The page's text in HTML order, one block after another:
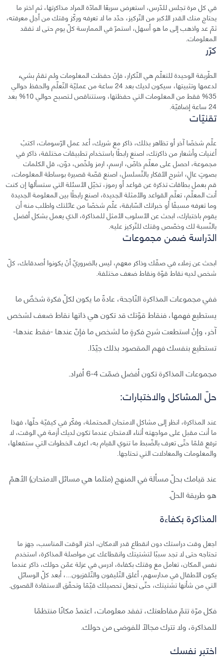
في كل مرة تجلس للدّرس، استعرض سريعًا المادّة المراد مذاكرتها، ثم اختر ما
يحتاج منك القدر الأكبر من التّركيز، حدّد ما لا تعرفه وركّز وقتك من أجل معرفته،
ثمّ عد واذهب إلى ما هو أسهل، استمرّ في الممارسة كلّ يوم حتى لا تفقد
المعلومات.
كرّر
الطّريقة الوحيدة للتعلّم هي التّكرار، فإنْ حفظت المعلومات ولم تقمْ بشيء
لدعمها وتثبيتها، سيكون لديك بعد 24 ساعة من عمليّة التّعلّم والحفظ حوالي
35% فقط من المعلومات التي حفظتها، وستتناقص لـتصبح حوالي 10% بعد
24 ساعة إضافيّة.
تقنيّات
علّم شخصًا آخر أو تظاهر بذلك، ذاكر مع شريك، أعد عمل الرّسومات، اكتبْ
أغنيات وأشعار من ذاكرتك، اصنع رابطًا باستخدام تطبيقات مختلفة، ذاكر في
مجموعة، احصل على معلّم خاصّ، ارسم، ارمز ولخّص، دوّن، قل الكلمات
بصوتٍ عالٍ، اشرح الأفكار بالتّسلسل، اصنع قصّة قصيرة بوساطة المعلومات،
قم بعمل بطاقات تذكرة عن قواعد أو رموز، تخيّل الأسئلة التي ستسألها إن كنت
أنت المعلّم، تعلّم القواعد والأمثلة الجديدة، اصنع رابطًا بين المعلومة الجديدة
وما تعرفه مسبقًا أو خبراتك السّابقة، علّم شخصًا من عائلتك واطلب منه أن
يقوم باختبارك، ابحث عن الأسلوب الأمثل للمذاكرة، الذي يعمل بشكل أفضل
بالنّسبة لك وخصّص وقتك للتّركيز عليه.
الدّراسة ضمن مجموعات
ابحث عن زملاء في صفّك وذاكر معهم، ليس بالضروريّ أنْ يكونوا أصدقاءك، كلّ
شخص لديه نقاط قوّة ونقاط ضعف مختلفة.
ففي مجموعات المذاكرة النّاجحة، عادةً ما يكون لكلّ فكرة شخصٌ ما
يستطيع فهمها، فنقاط قوّتك قد تكون هي ذاتها نقاط ضعف لشخص
آخر، وإنْ استطعت شرح فكرةٍ ما لشخص ما فإنّ عندها -فقط عندها-
تستطيع بنفسك فهم المقصود بذلك جيّدًا.
مجموعات المذاكرة تكون أفضل ضمّت 4-6 أفراد.
حلّ المشاكل والاختبارات:
عند المذاكرة، انظر إلى مشاكل الامتحان المحتملة، وفكّر في كيفيّة حلّها، فهذا
ما أنت مقبل على مواجهته أثناء الامتحان عندما تكون لديك أزمة في الوقت، لا
ترفع قلمًا حتّى تعرف بالضّبط ما تنوي القيام به، اعرف الخطوات التي ستفعلها،
والمعلومات والمعادلات التي تحتاجها.
عند قيامك بحلّ مسألة في المنهج (مثلما هي مسائل الامتحان) الأهمّ
هو طريقة الحلّ.
المذاكرة بكفاءة
اجعل وقت دراستك دون انقطاع قدر الامكان، اختر الوقت المناسب، جهز ما
تحتاجه حتى لا تجد سببًا لتشتيتك وانقطاعك عن مواصلة المذاكرة، استخدم
نفس المكان، تعامل مع وقتك بكفاءة، ادرس في عزلة عمّن حولك، ذاكر عندما
يكون الأطفال في مدارسهم، أغلق التّليفون والتّلفزيون...، أبعد كلّ الوسائل
التي من شأنها تشتيتك، حتّى تجعل تحصيلك قيّمًا وتحقّق الاستفادة القصوى.
فكل مرّة تتمّ مقاطعتك، تفقد معلومات، اعتمدْ مكانًا منتظمًا
للمذاكرة، ولا تترك مجالًا للفوضى من حولك.
اختبر نفسك